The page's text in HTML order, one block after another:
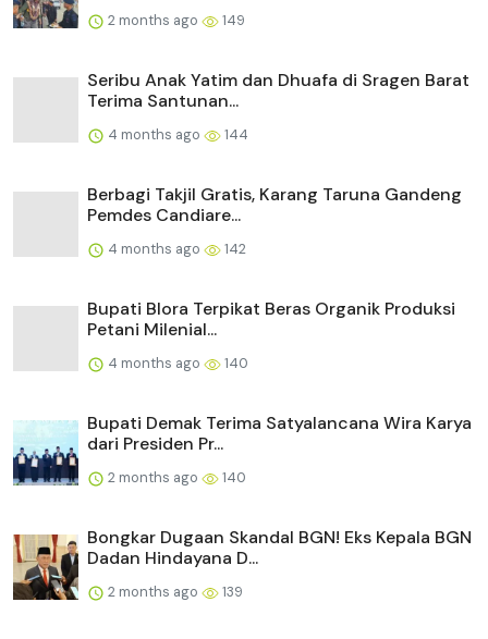
2 months ago 149
Seribu Anak Yatim dan Dhuafa di Sragen Barat
Terima Santunan...
4 months ago 144
Berbagi Takjil Gratis, Karang Taruna Gandeng
Pemdes Candiare...
4 months ago 142
Bupati Blora Terpikat Beras Organik Produksi
Petani Milenial...
4 months ago 140
Bupati Demak Terima Satyalancana Wira Karya
dari Presiden Pr...
2 months ago 140
Bongkar Dugaan Skandal BGN! Eks Kepala BGN
Dadan Hindayana D...
2 months ago 139